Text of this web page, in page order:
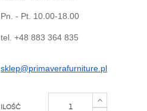
Pn. - Pt. 10.00-18.00
tel. +48 883 364 835
sklep@primaverafurniture.pl
ILOŚĆ